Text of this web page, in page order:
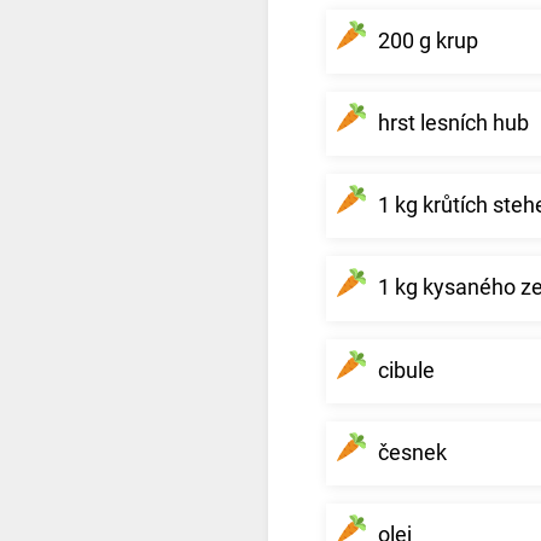
200 g krup
hrst lesních hub
1 kg krůtích
1 kg kysaného
cibule
česnek
olej